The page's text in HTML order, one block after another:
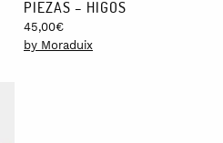
PIEZAS – HIGOS
45,00€
by Moraduix